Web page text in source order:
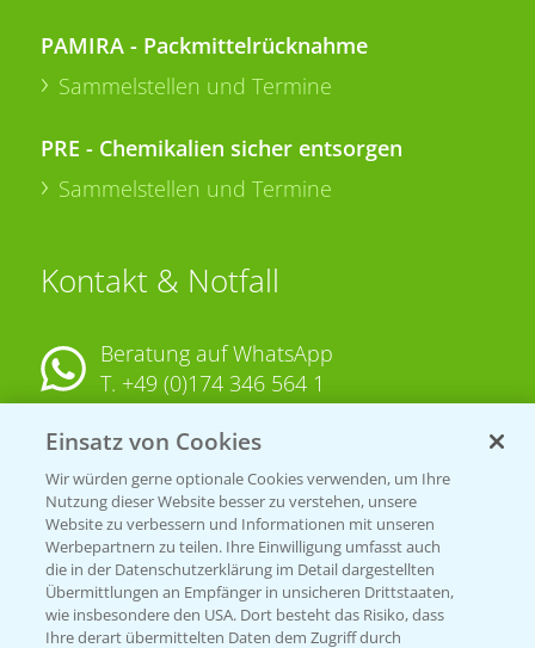
PAMIRA - Packmittelrücknahme
Sammelstellen und Termine
PRE - Chemikalien sicher entsorgen
Sammelstellen und Termine
Kontakt & Notfall
Beratung auf WhatsApp
T. +49 (0)174 346 564 1
KONTAKT
Hilfe in Notfällen
T.+49 (0)214/30-20220
Einsatz von Cookies
Wir würden gerne optionale Cookies verwenden, um Ihre
Nutzung dieser Website besser zu verstehen, unsere
Website zu verbessern und Informationen mit unseren
Werbepartnern zu teilen. Ihre Einwilligung umfasst auch
die in der Datenschutzerklärung im Detail dargestellten
Übermittlungen an Empfänger in unsicheren Drittstaaten,
wie insbesondere den USA. Dort besteht das Risiko, dass
Ihre derart übermittelten Daten dem Zugriff durch